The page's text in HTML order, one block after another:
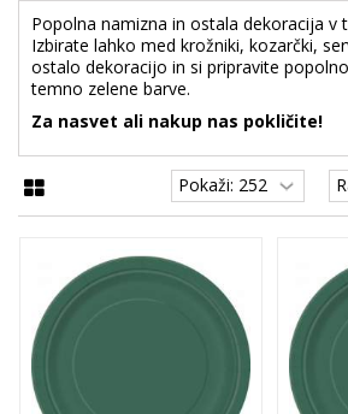
Popolna namizna in ostala dekoracija v
Izbirate lahko med krožniki, kozarčki,
ostalo dekoracijo in si pripravite
temno zelene barve.
Za nasvet ali nakup nas pokličite!